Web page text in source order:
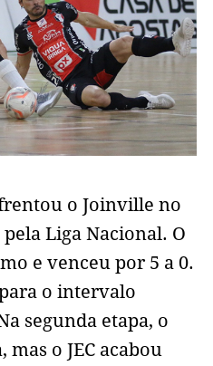
o Joinville no
Liga Nacional. O
e venceu por 5 a 0.
o intervalo
segunda etapa, o
o JEC acabou